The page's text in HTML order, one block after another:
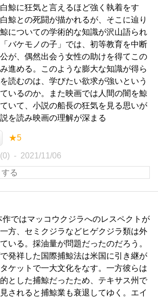
鯨に狂気と言えるほど強く執着をす
鯨との死闘が描かれるが、そこに辿り
についての学術的な知識が沢山語られ
バケモノの子」では、初等教育を中断
が、偶然出会う女性の助けを得てこの
進める。このような膨大な知識が得ら
読むのは、学びたい欲求が強いという
いるのか。また映画では人間の闇を鯨
いて、小説の船長の狂気を見る思いが
を読み映画の理解が深まる
★5
2021/11/06
作ではマッコウクジラへのレスペクトが
方、セミクジラなどヒゲクジラ類は外
いる。採油量が問題だったのだろう。
発祥した国際捕鯨法は米国に引き継が
ケットで一大文化をなす。一方彼らは
とした捕鯨だったため、テキサス州で
されると捕鯨業も衰退してゆく。エイ